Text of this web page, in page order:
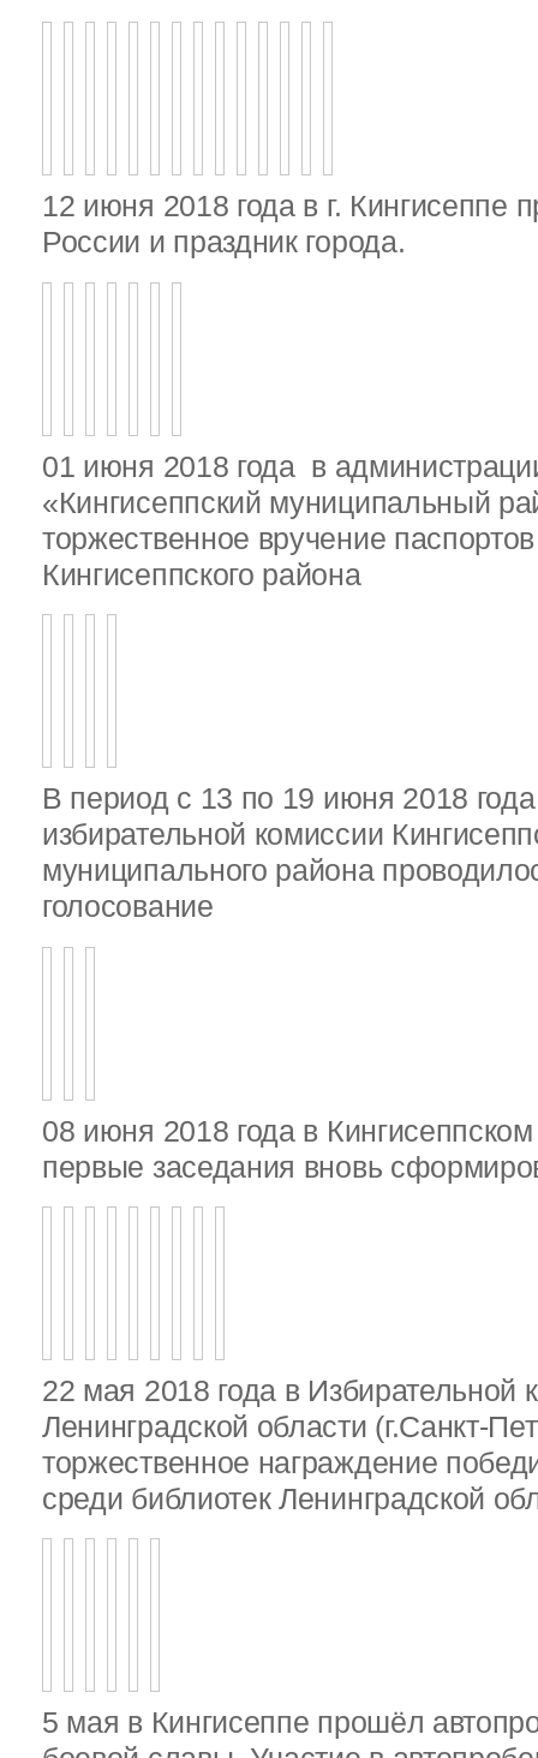
12 июня 2018 года в г. Кингисеппе
России и праздник города.
01 июня 2018 года в
«Кингисеппский муниципальный
торжественное вручение
Кингисеппского района
В период с 13 по 19 июня 2018
избирательной комиссии
муниципального района
голосование
08 июня 2018 года в
первые заседания вновь
22 мая 2018 года в Избирательной
Ленинградской области (г.Санкт-
торжественное награждение
среди библиотек Ленинградской
5 мая в Кингисеппе прошёл